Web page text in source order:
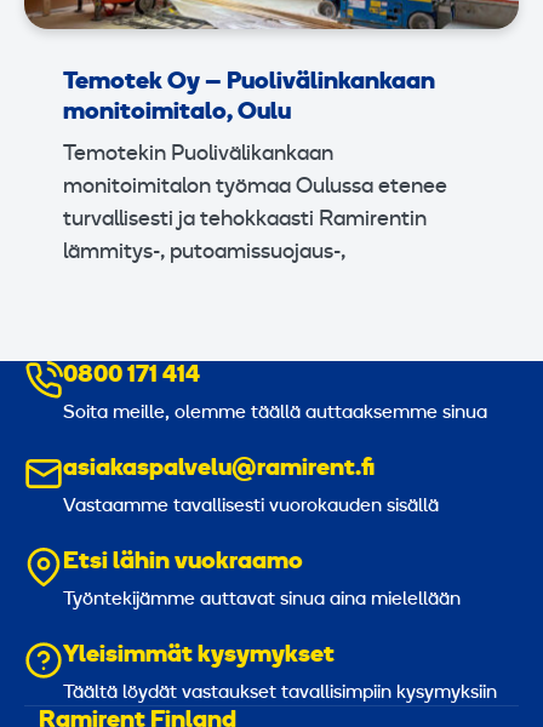
Temotek Oy – Puolivälinkankaan
monitoimitalo, Oulu
Temotekin Puolivälikankaan
monitoimitalon työmaa Oulussa etenee
turvallisesti ja tehokkaasti Ramirentin
lämmitys-, putoamissuojaus-,
0800 171 414
Soita meille, olemme täällä auttaaksemme sinua
asiakaspalvelu@ramirent.fi
Vastaamme tavallisesti vuorokauden sisällä
Etsi lähin vuokraamo
Työntekijämme auttavat sinua aina mielellään
Yleisimmät kysymykset
Täältä löydät vastaukset tavallisimpiin kysymyksiin
Ramirent Finland